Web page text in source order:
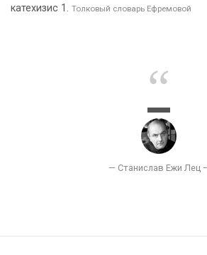
катехизис 1. Толковый словарь Ефремовой